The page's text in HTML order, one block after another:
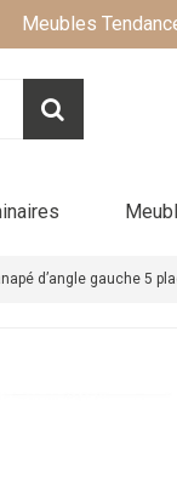
Meubles
d’angle gauche 5